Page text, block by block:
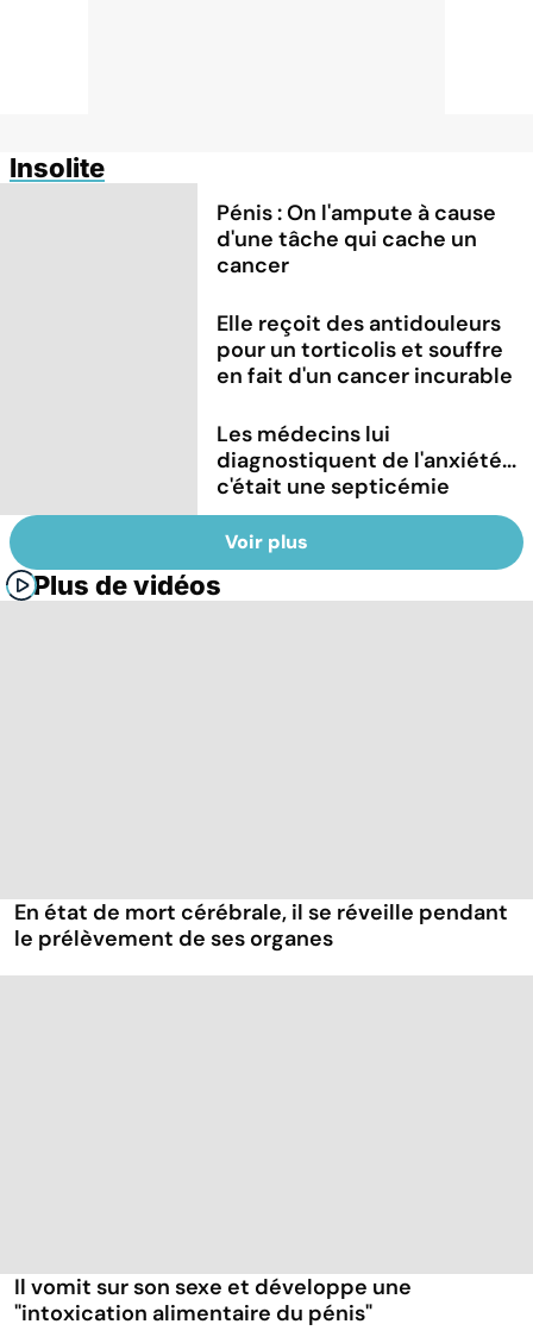
Insolite
Pénis : On l'ampute à cause
d'une tâche qui cache un
cancer
Elle reçoit des antidouleurs
pour un torticolis et souffre
en fait d'un cancer incurable
Les médecins lui
diagnostiquent de l'anxiété...
c'était une septicémie
Voir plus
Plus de vidéos
En état de mort cérébrale, il se réveille pendant
le prélèvement de ses organes
Il vomit sur son sexe et développe une
"intoxication alimentaire du pénis"